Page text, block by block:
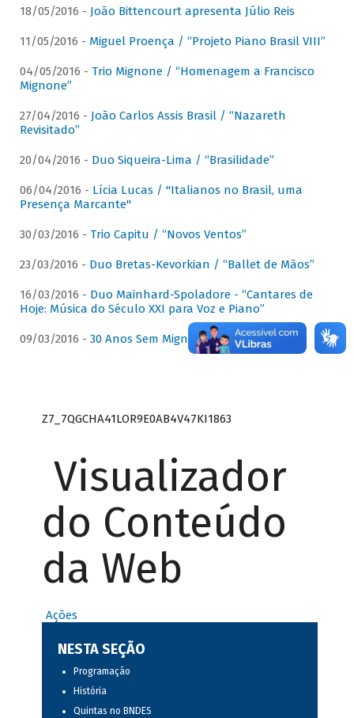
18/05/2016 - João Bittencourt apresenta Júlio Reis
11/05/2016 - Miguel Proença / “Projeto Piano Brasil VIII”
04/05/2016 - Trio Mignone / “Homenagem a Francisco
Mignone”
27/04/2016 - João Carlos Assis Brasil / “Nazareth
Revisitado”
20/04/2016 - Duo Siqueira-Lima / “Brasilidade”
06/04/2016 - Lícia Lucas / "Italianos no Brasil, uma
Presença Marcante"
30/03/2016 - Trio Capitu / “Novos Ventos”
23/03/2016 - Duo Bretas-Kevorkian / “Ballet de Mãos”
16/03/2016 - Duo Mainhard-Spoladore - “Cantares de
Hoje: Música do Século XXI para Voz e Piano”
09/03/2016 - 30 Anos Sem Mignone
Z7_7QGCHA41LOR9E0AB4V47KI1863
Visualizador
do Conteúdo
da Web
Ações
NESTA SEÇÃO
Programação
História
Quintas no BNDES